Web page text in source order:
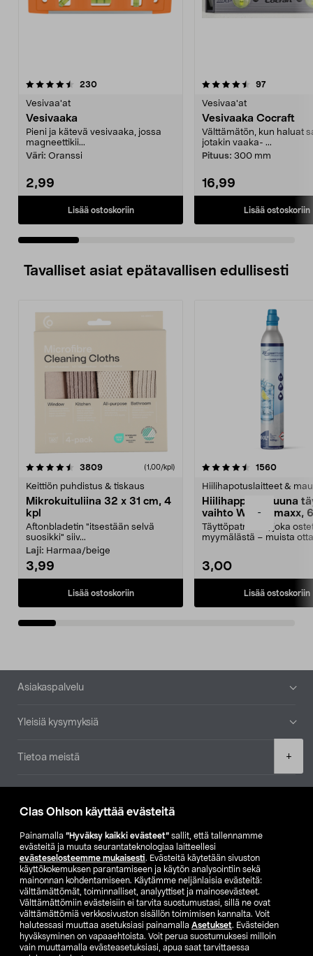
Clas Ohlson käyttää evästeitä
Painamalla ”Hyväksy kaikki evästeet” sallit, että tallennamme
evästeitä ja muuta seurantateknologiaa laitteellesi
evästeselosteemme mukaisesti. Evästeitä käytetään sivuston
käyttökokemuksen parantamiseen ja käytön analysointiin sekä
mainonnan kohdentamiseen. Käytämme neljänlaisia evästeitä:
välttämättömät, toiminnalliset, analyyttiset ja mainosevästeet.
Välttämättömiin evästeisiin ei tarvita suostumustasi, sillä ne ovat
välttämättömiä verkkosivuston sisällön toimimisen kannalta. Voit
halutessasi muuttaa asetuksiasi painamalla Asetukset. Evästeiden
hyväksyminen on vapaaehtoista. Voit perua suostumuksesi milloin
vain muuttamalla evästeasetuksiasi, apua saat tarvittaessa
-
+
230arvostelut
Vesivaa'at
Vesivaaka
Pieni ja kätevä vesivaaka, jossa
magneettikii...
Väri: Oranssi
2,99
Lisää ostoskoriin
4.5 viidestä
97arvostelut
Vesivaa'at
Vesivaaka Cocraft
Välttämätön, kun haluat
jotakin vaaka- ...
Pituus: 300 mm
16,99
Lisää ostoskoriin
0.0 viidestä
Tavalliset asiat epätavallisen edullisesti
3809arvostelut (1,00/kpl)
Keittiön puhdistus & tiskaus
Mikrokuituliina 32 x 31 cm, 4
kpl
Aftonbladetin "itsestään selvä
suosikki" siiv...
Laji: Harmaa/beige
3,99
Lisää ostoskoriin
4.5viidestä
1560
Hiilihapotuslaitteet &
Hiilihappopatruuna
vaihto Wassermaxx,
Täyttöpatruuna, joka
myymälästä – muista
3,00
Lisää ostoskoriin
4.5viidestä
Alatunniste
Asiakaspalvelu
Yleisiä kysymyksiä
Tietoa meistä
Etsi myymälä
SE NO FI
FI SV